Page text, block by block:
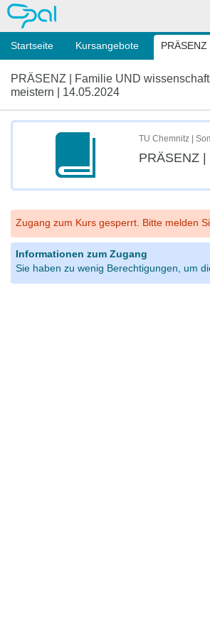
OPAL
Startseite Kursangebote PRÄSENZ
PRÄSENZ | Familie UND
meistern | 14.05.2024
TU Chemnitz |
PRÄSENZ
Zugang zum Kurs gesperrt. Bitte melden
Informationen zum Zugang
Sie haben zu wenig Berechtigungen, um